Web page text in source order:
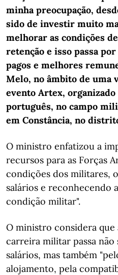
minha preocupação,
sido de investir muito
melhorar as condições
retenção e isso passa
pagos e melhores
Melo, no âmbito de uma
evento Artex,
português, no campo
em Constância, no
O ministro enfatizou a
recursos para as Forças
condições dos militares,
salários e reconhecendo
condição militar".
O ministro considera que
carreira militar passa
salários, mas também
alojamento, pela